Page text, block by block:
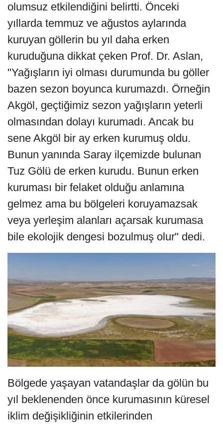
olumsuz etkilendiğini belirtti. Önceki
yıllarda temmuz ve ağustos aylarında
kuruyan göllerin bu yıl daha erken
kuruduğuna dikkat çeken Prof. Dr. Aslan,
"Yağışların iyi olması durumunda bu göller
bazen sezon boyunca kurumazdı. Örneğin
Akgöl, geçtiğimiz sezon yağışların yeterli
olmasından dolayı kurumadı. Ancak bu
sene Akgöl bir ay erken kurumuş oldu.
Bunun yanında Saray ilçemizde bulunan
Tuz Gölü de erken kurudu. Bunun erken
kuruması bir felaket olduğu anlamına
gelmez ama bu bölgeleri koruyamazsak
veya yerleşim alanları açarsak kurumasa
bile ekolojik dengesi bozulmuş olur" dedi.
Bölgede yaşayan vatandaşlar da gölün bu
yıl beklenenden önce kurumasının küresel
iklim değişikliğinin etkilerinden